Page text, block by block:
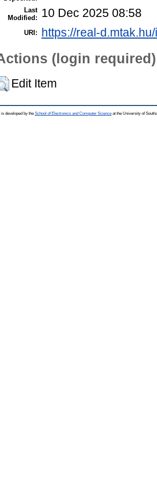
Last
Modified:
10 Dec 2025 08:58
URI: https://real-
(login required)
Edit Item
developed by the School of Electronics and Computer Science at the University of